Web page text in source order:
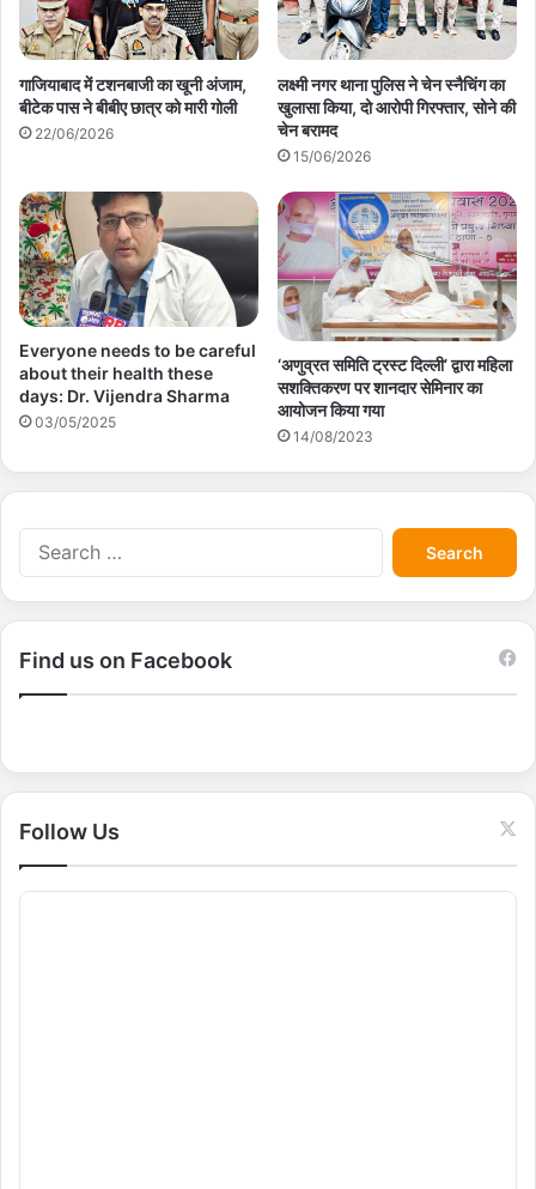
गाजियाबाद में टशनबाजी का खूनी अंजाम,
बीटेक पास ने बीबीए छात्र को मारी गोली
22/06/2026
लक्ष्मी नगर थाना पुलिस ने चेन स्नैचिंग का
खुलासा किया, दो आरोपी गिरफ्तार, सोने की
चेन बरामद
15/06/2026
Everyone needs to be careful
about their health these
days: Dr. Vijendra Sharma
03/05/2025
‘अणुव्रत समिति ट्रस्ट दिल्ली’ द्वारा महिला
सशक्तिकरण पर शानदार सेमिनार का
आयोजन किया गया
14/08/2023
S
e
a
r
r
Find us on Facebook
Follow Us